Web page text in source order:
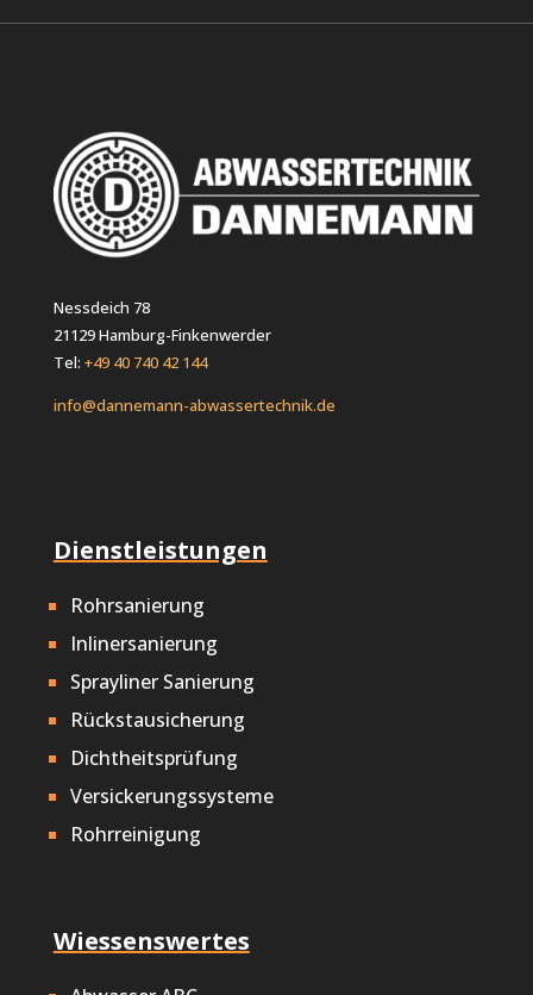
Nessdeich 78
21129 Hamburg-Finkenwerder
Tel: +49 40 740 42 144
info@dannemann-abwassertechnik.de
Dienstleistungen
Rohrsanierung
Inlinersanierung
Sprayliner Sanierung
Rückstausicherung
Dichtheitsprüfung
Versickerungssysteme
Rohrreinigung
Wiessenswertes